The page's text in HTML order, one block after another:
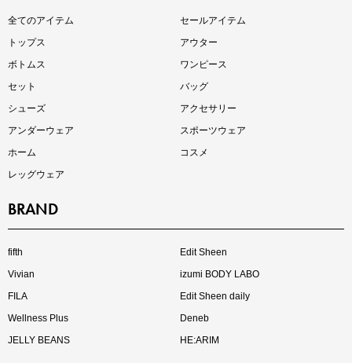
注目の新作が販売開始
インスタライブ【8.7配信】
全てのアイテム
セールアイテム
トップス
アウター
ボトムス
ワンピース
セット
バッグ
シューズ
アクセサリー
アンダーウェア
スポーツウェア
ホーム
コスメ
レッグウェア
BRAND
fifth
Edit Sheen
Vivian
izumi BODY LABO
FILA
Edit Sheen daily
Wellness Plus
Deneb
JELLY BEANS
HE:ARIM